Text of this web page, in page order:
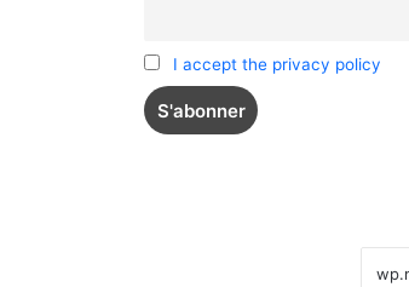
I accept the privacy policy